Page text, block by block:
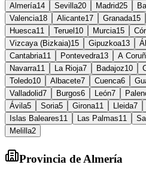
Almería14 Sevilla20 Madrid25
Valencia18 Alicante17 Granada15
Huesca11 Teruel 10 Murcia15
Vizcaya (Bizkaia)15 Gipuzkoa13
Cantabria11 Pontevedra13 A
Navarra11 La Rioja7 Badajoz10
Toledo10 Albacete7 Cuenca6
Valladolid7 Burgos6 León7
Ávila5 Soria5 Girona11 Lleida7
Islas Baleares11 Las Palmas11
Melilla2
Provincia de Almería